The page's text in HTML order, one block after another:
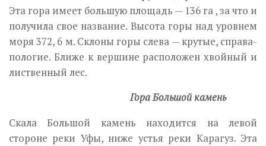
Эта гора имеет большую площадь — 136 га , за что и
получила свое название. Высота горы над уровнем
моря 372, 6 м. Склоны горы слева — крутые, справа-
пологие. Ближе к вершине расположен хвойный и
лиственный лес.
Гора Большой камень
Скала Большой камень находится на левой
стороне реки Уфы, ниже устья реки Карагуз. Эта